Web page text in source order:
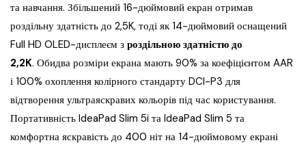
та навчання. Збільшений 16-дюймовий екран отримав
роздільну здатність до 2,5K, тоді як 14-дюймовий оснащений
Full HD OLED-дисплеєм з роздільною здатністю до
2,2K. Обидва розміри екрана мають 90% за коефіцієнтом AAR
і 100% охоплення колірного стандарту DCI-P3 для
відтворення ультраяскравих кольорів під час користування.
Портативність IdeaPad Slim 5i та IdeaPad Slim 5 та
комфортна яскравість до 400 ніт на 14-дюймовому екрані